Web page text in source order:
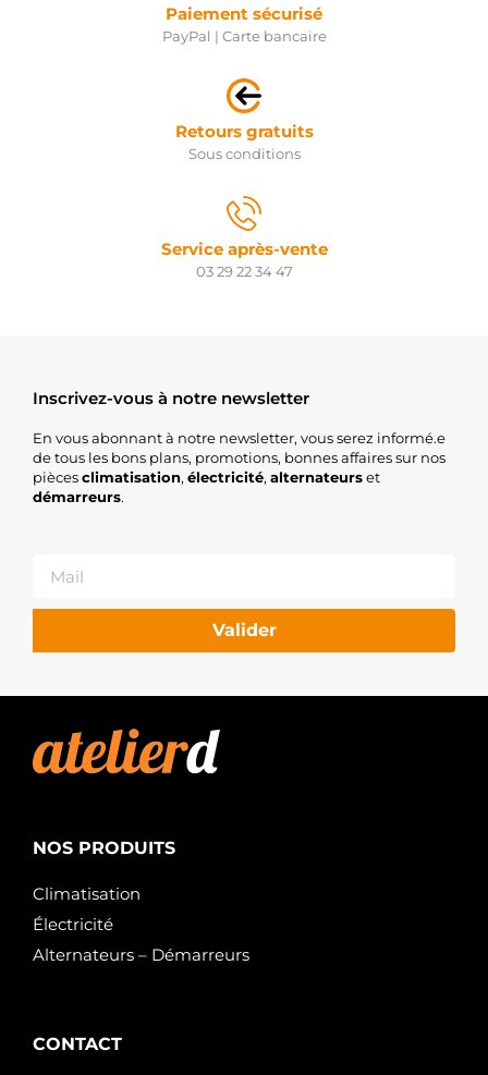
Paiement sécurisé
PayPal | Carte bancaire
Retours gratuits
Sous conditions
Service après-vente
03 29 22 34 47
Inscrivez-vous à notre newsletter
En vous abonnant à notre newsletter, vous serez informé.e
de tous les bons plans, promotions, bonnes affaires sur nos
piècesclimatisation, électricité, alternateurset
démarreurs.
Valider
NOS PRODUITS
Climatisation
Électricité
Alternateurs – Démarreurs
CONTACT